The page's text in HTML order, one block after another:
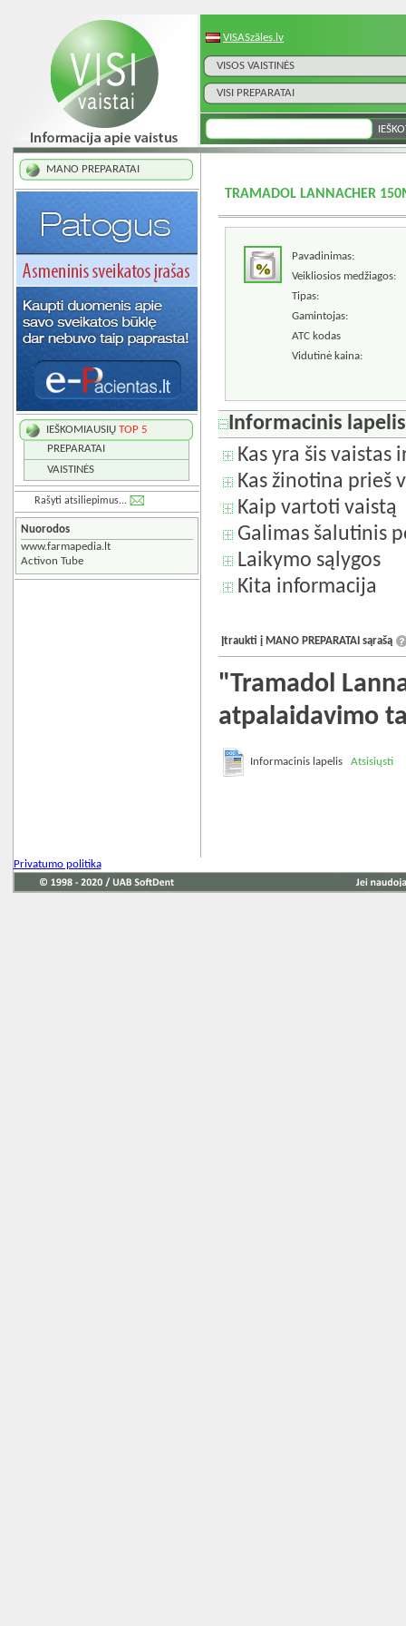
VISASzāles.lv
VISOS VAISTINĖS
VISI PREPARATAI
MANO PREPARATAI
IEŠKOMIAUSIŲ TOP 5
PREPARATAI
VAISTINĖS
Rašyti atsiliepimus...
Nuorodos
www.farmapedia.lt
Activon Tube
TRAMADOL LANNACHER
Pavadinimas:
Veikliosios medžiagos:
Tipas:
Gamintojas:
ATC kodas
Vidutinė kaina:
Informacinis lapelis
Kas yra šis vaistas
Kas žinotina prieš
Kaip vartoti vaistą
Galimas šalutinis
Laikymo sąlygos
Kita informacija
Įtraukti į MANO PREPARATAI sąrašą
"Tramadol
atpalaidavimo
Informacinis lapelisAtsisiųsti
Privatumo politika